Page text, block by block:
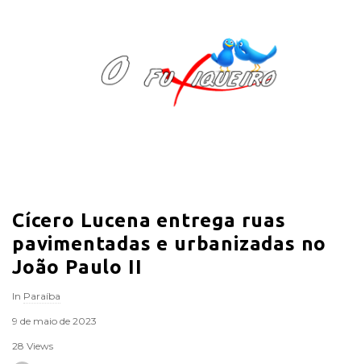
F
q
u
Cícero Lucena entrega ruas
pavimentadas e urbanizadas no
João Paulo II
In Paraíba
9 de maio de 2023
28 Views